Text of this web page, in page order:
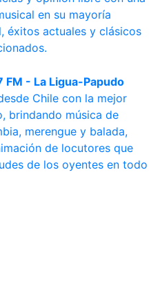
en su mayoría
éxitos actuales y clásicos
FM - La Ligua-Papudo
Chile con la mejor
brindando música de
merengue y balada,
de locutores que
de los oyentes en todo